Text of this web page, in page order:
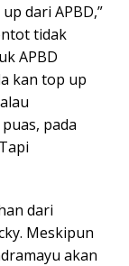
dari APBD,”
tidak
APBD
kan top up
pada
dari
Meskipun
akan